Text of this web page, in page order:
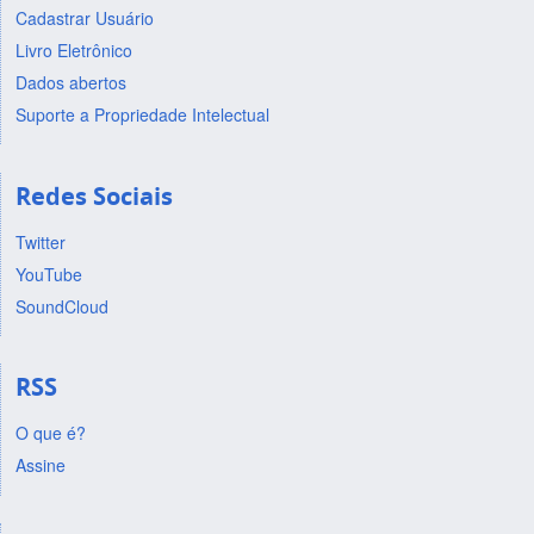
Cadastrar Usuário
Livro Eletrônico
Dados abertos
Suporte a Propriedade Intelectual
Redes Sociais
Twitter
YouTube
SoundCloud
RSS
O que é?
Assine